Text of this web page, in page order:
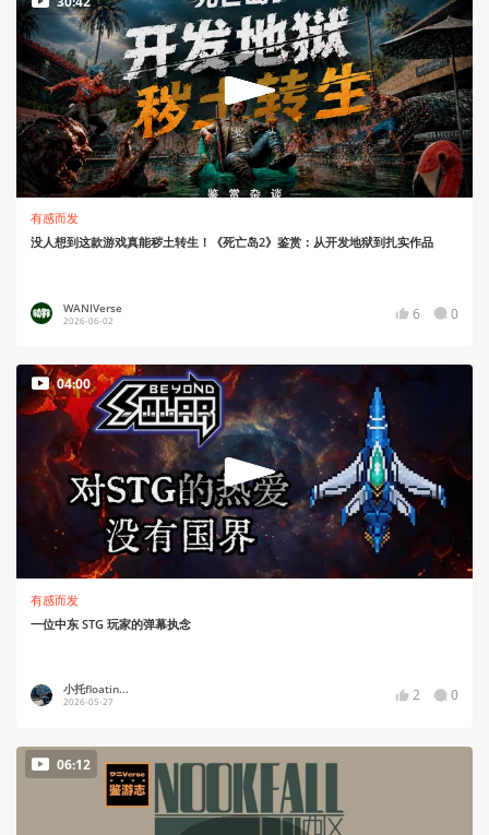
有感而发
没人想到这款游戏真能秽土转生！《死亡岛2》鉴赏：从开发地狱到扎实作品
WANIVerse
2026-06-02 6 0
04:00
有感而发
一位中东 STG 玩家的弹幕执念
小托floatin...
2026-05-27 2 0
06:12